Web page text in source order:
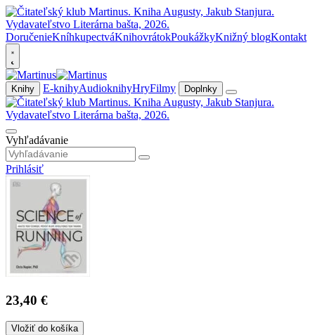
DoručenieKníhkupectváKnihovrátokPoukážkyKnižný blogKontakt
Knihy E-knihyAudioknihyHryFilmy Doplnky
Vyhľadávanie
Prihlásiť
23,40 €
Vložiť do košíka